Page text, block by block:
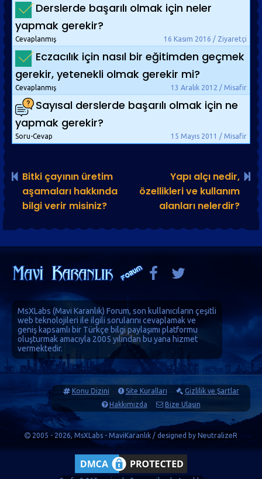
Derslerde başarılı olmak için neler
yapmak gerekir?
16 Kasım 2016 / Ziyaretçi
Cevaplanmış
Eczacılık için nasıl bir eğitimden geçmek
gerekir, yetenekli olmak gerekir mi?
13 Aralık 2012 / Misafir
Cevaplanmış
Sayısal derslerde başarılı olmak için ne
yapmak gerekir?
15 Mayıs 2011 / Misafir
Soru-Cevap
Bitki çayının üretim
aşamaları hakkında
bilgi verir misiniz?
Yapı alçı nedir,
özellikleri ve kullanım
alanları nelerdir?
MsXLabs (Mavi Karanlık) Forum, son kullanıcıların çeşitli
web teknolojileri ile ilgili sorularını cevaplamak ve
geniş kapsamlı bir Türkçe bilgi paylaşımı platformu
oluşturmak amacıyla 2005 yılından bu yana hizmet
vermektedir.
Konu Dizini Site Kuralları
Gizlilik ve Şartlar
Hakkımızda
Bize Ulaşın
2005 - 2026, MsXLabs - MaviKaranlık / designed by NeutralizeR